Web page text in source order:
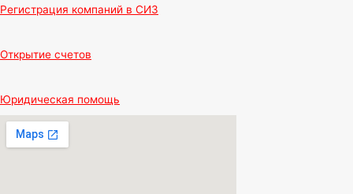
Регистрация компаний в СИЗ
Открытие счетов
Юридическая помощь